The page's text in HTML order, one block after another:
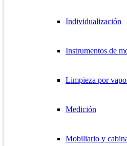
Individualización
Instrumentos de
Limpieza por
Medición
Mobiliario y